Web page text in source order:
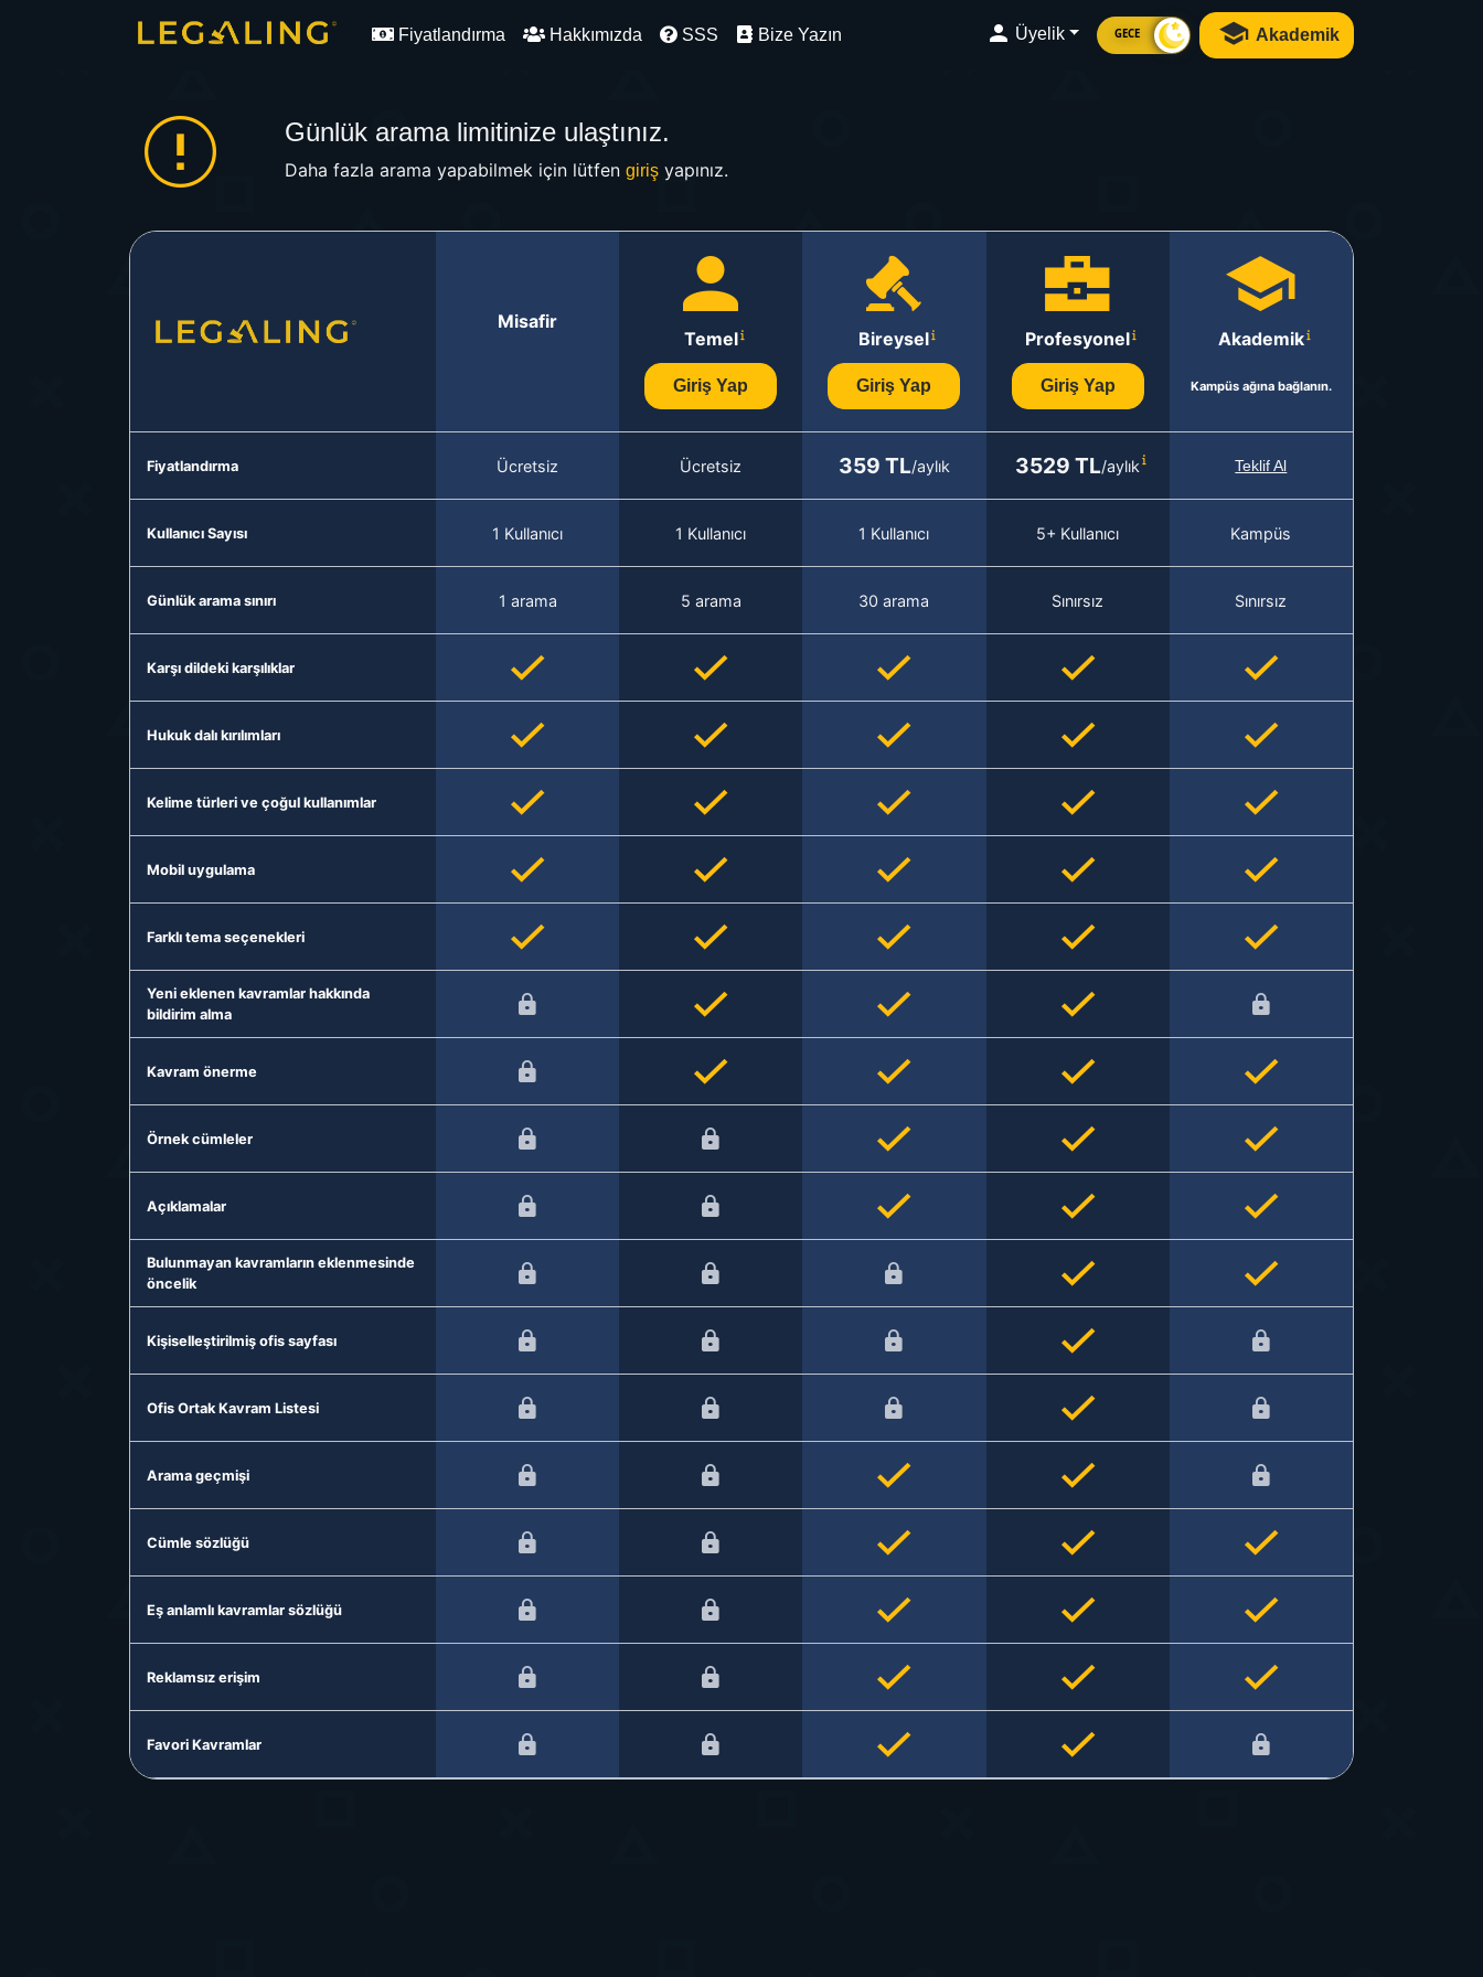
Fiyatlandırma Hakkımızda SSS Bize Yazın Üyelik GECE Akademik
Günlük arama limitinize ulaştınız.
Daha fazla arama yapabilmek için lütfen girişyapınız.
Misafir
Temel
Giriş Yap
Bireysel
Giriş Yap
Profesyonel
Giriş Yap
Akademik
Kampüs ağına bağlanın.
Fiyatlandırma Ücretsiz Ücretsiz 359 TL/aylık 3529 TL/aylık Teklif Al
Kullanıcı Sayısı 1 Kullanıcı 1 Kullanıcı 1 Kullanıcı 5+ Kullanıcı Kampüs
Günlük arama sınırı 1 arama 5 arama 30 arama Sınırsız Sınırsız
Karşı dildeki karşılıklar
Hukuk dalı kırılımları
Kelime türleri ve çoğul kullanımlar
Mobil uygulama
Farklı tema seçenekleri
Yeni eklenen kavramlar hakkında
bildirim alma
Kavram önerme
Örnek cümleler
Açıklamalar
Bulunmayan kavramların eklenmesinde
öncelik
Kişiselleştirilmiş ofis sayfası
Ofis Ortak Kavram Listesi
Arama geçmişi
Cümle sözlüğü
Eş anlamlı kavramlar sözlüğü
Reklamsız erişim
Favori Kavramlar